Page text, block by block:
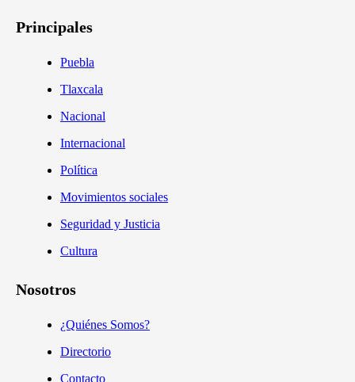
Principales
Puebla
Tlaxcala
Nacional
Internacional
Política
Movimientos sociales
Seguridad y Justicia
Cultura
Nosotros
¿Quiénes Somos?
Directorio
Contacto